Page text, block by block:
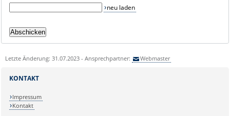
neu laden
Letzte Änderung: 31.07.2023 - Ansprechpartner: Webmaster
KONTAKT
Impressum
Kontakt